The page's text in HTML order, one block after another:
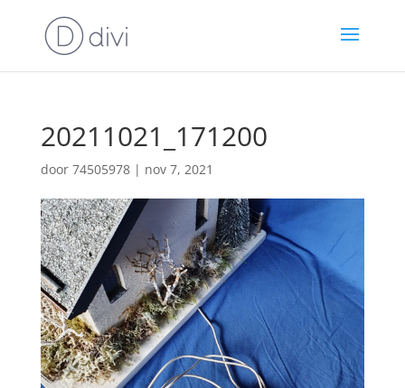
20211021_171200
door 74505978| nov 7, 2021